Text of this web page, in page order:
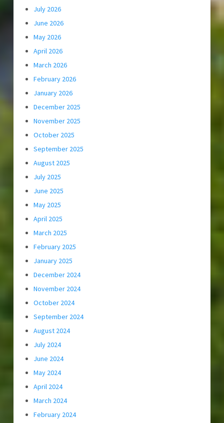
July 2026
June 2026
May 2026
April 2026
March 2026
February 2026
January 2026
December 2025
November 2025
October 2025
September 2025
August 2025
July 2025
June 2025
May 2025
April 2025
March 2025
February 2025
January 2025
December 2024
November 2024
October 2024
September 2024
August 2024
July 2024
June 2024
May 2024
April 2024
March 2024
February 2024